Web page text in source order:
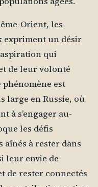
Orient, les
expriment un désir
qui
de leur volonté
phénomène est
large en Russie, où
à s’engager au-
les défis
aînés à rester dans
leur envie de
de rester connectés